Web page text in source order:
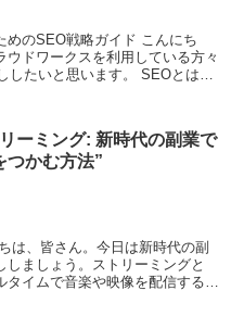
めのSEO戦略ガイド こんにち
ドワークスを利用している方々
したいと思います。 SEOとは、
ーミング: 新時代の副業で
つかむ方法”
は、皆さん。今日は新時代の副
ましょう。ストリーミングと
イムで音楽や映像を配信するこ